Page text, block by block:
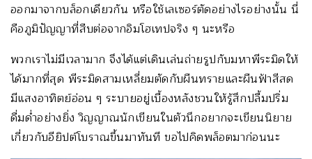
ออกมาจากบล็อกเดียวกัน หรือใช้เลเซอร์ตัดอย่างไรอย่างนั้น นี่
คือภูมิปัญญาที่สืบต่อจากอิมโฮเทปจริง ๆ นะหรือ
พวกเราไม่มีเวลามาก จึงได้แต่เดินเล่นถ่ายรูปกับมหาพีระมิดให้
ได้มากที่สุด พีระมิดสามเหลี่ยมตัดกับผืนทรายและผืนฟ้าสีสด
มีแสงอาทิตย์อ่อน ๆ ระบายอยู่เบื้องหลังชวนให้รู้สึกปลื้มปริ่ม
ดื่มด่ำอย่างยิ่ง วิญญาณนักเขียนในตัวนึกอยากจะเขียนนิยาย
เกี่ยวกับอียิปต์โบราณขึ้นมาทันที ขอไปคิดพล็อตมาก่อนนะ